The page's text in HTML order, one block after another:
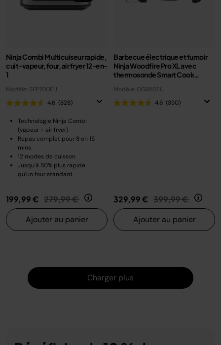
Ninja Combi Multicuiseur rapide,
cuit-vapeur, four, air fryer 12-en-
1
Modèle: SFP700EU
4.6 (828)
Technologie Ninja Combi
(vapeur + air fryer)
Repas complet pour 8 en 15
mins
12 modes de cuisson
Jusqu'à 50% plus rapide
qu'un four standard
199,99 € Prix réduit de
279,99 € au
Ajouter au panier
Barbecue électrique et fumoir
Ninja Woodfire Pro XL avec
thermosonde Smart Cook
Modèle: OG850EU
4.6 (350)
329,99 € Prix réduit de
399,99 € au
Ajouter au panier
Charger plus